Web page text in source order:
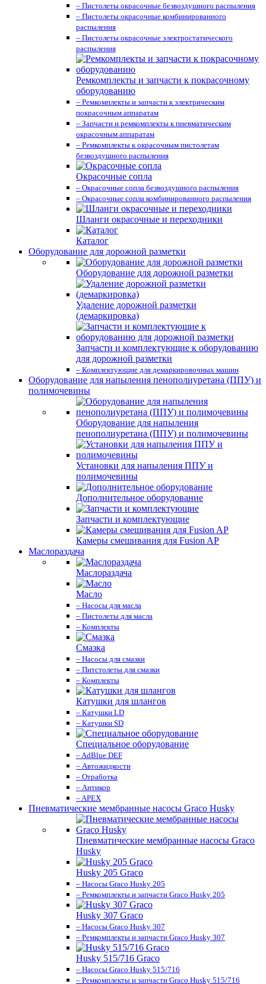
– Пистолеты окрасочные безвоздушного распыления
– Пистолеты окрасочные комбинированного
распыления
– Пистолеты окрасочные электростатического
распыления
Ремкомплекты и запчасти к покрасочному
оборудованию
– Ремкомплекты и запчасти к электрическим
покрасочным аппаратам
– Запчасти и ремкомплекты к пневматическим
окрасочным аппаратам
– Ремкомплекты к окрасочным пистолетам
безвоздушного распыления
Окрасочные сопла
– Окрасочные сопла безвоздушного распыления
– Окрасочные сопла комбинированного распыления
Шланги окрасочные и переходники
Каталог
Оборудование для дорожной разметки
Оборудование для дорожной разметки
Удаление дорожной разметки
(демаркировка)
Запчасти и комплектующие к оборудованию
для дорожной разметки
– Комплектующие для демаркировочных машин
Оборудование для напыления пенополиуретана (ППУ) и
полимочевины
Оборудование для напыления
пенополиуретана (ППУ) и полимочевины
Установки для напыления ППУ и
полимочевины
Дополнительное оборудование
Запчасти и комплектующие
Камеры смешивания для Fusion AP
Маслораздача
Маслораздача
Масло
– Насосы для масла
– Пистолеты для масла
– Комплекты
Смазка
– Насосы для смазки
– Питстолеты для смазки
– Комплекты
Катушки для шлангов
– Катушки LD
– Катушки SD
Специальное оборудование
– AdBlue DEF
– Автожидкости
– Отработка
– Антикор
– APEX
Пневматические мембранные насосы Graco Husky
Пневматические мембранные насосы Graco
Husky
Husky 205 Graco
– Насосы Graco Husky 205
– Ремкомплекты и запчасти Graco Husky 205
Husky 307 Graco
– Насосы Graco Husky 307
– Ремкомплекты и запчасти Graco Husky 307
Husky 515/716 Graco
– Насосы Graco Husky 515/716
– Ремкомплекты и запчасти Graco Husky 515/716